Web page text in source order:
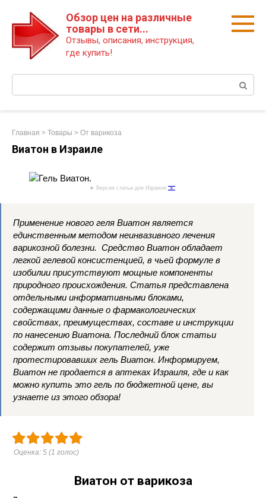
Обзор цен на различные
товары в сети...
Отзывы, описания, инструкция,
где купить!
Главная > Товары > От варикоза
Виатон в Израиле
Версия статьи для Израиля
Применение нового геля Виатон является
единственным методом неинвазивного лечения
варикозной болезни. Средство Виатон обладает
легкой гелевой консистенцией, в чьей формуле в
изобилии присутствуют мощные компоненты
природного происхождения. Статья представлена
отдельными информативными блоками,
содержащими данные о фармакологических
свойствах, преимуществах, составе и инструкции
по нанесению Виатона. Последний блок статьи
содержит отзывы покупателей, уже
протестировавших гель Виатон. Информируем,
Виатон не продается в аптеках Израиля, где и как
можно купить это гель по бюджетной цене, вы
узнаете из этого обзора!
Оценка: 5 (1 голос)
Виатон от варикоза